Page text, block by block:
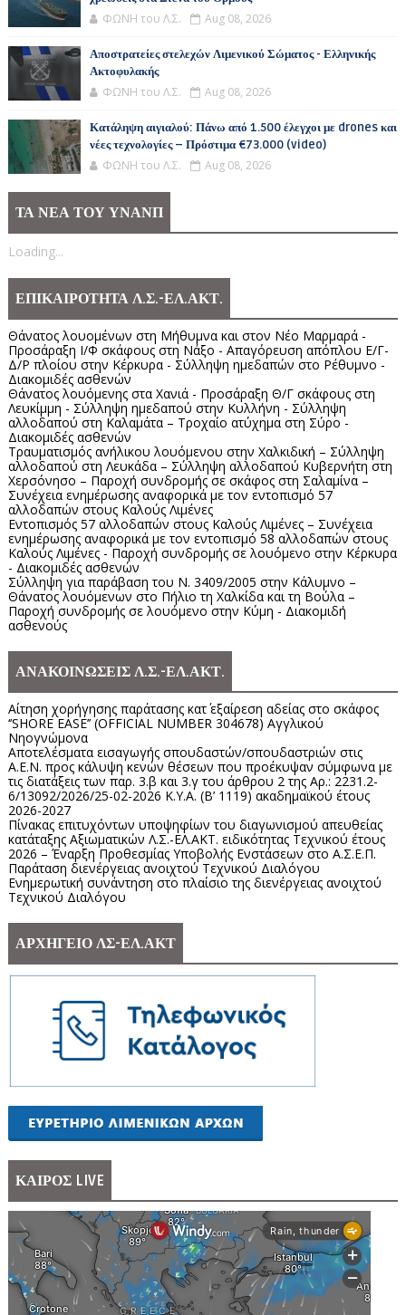
ΦΩΝΗ του Λ.Σ. Aug 08, 2026
Αποστρατείες στελεχών Λιμενικού Σώματος - Ελληνικής
Ακτοφυλακής
ΦΩΝΗ του Λ.Σ. Aug 08, 2026
Κατάληψη αιγιαλού: Πάνω από 1.500 έλεγχοι με drones και
νέες τεχνολογίες – Πρόστιμα €73.000 (video)
ΦΩΝΗ του Λ.Σ. Aug 08, 2026
ΤΑ ΝΕΑ ΤΟΥ ΥΝΑΝΠ
Loading...
ΕΠΙΚΑΙΡΟΤΗΤΑ Λ.Σ.-ΕΛ.ΑΚΤ.
Θάνατος λουομένων στη Μήθυμνα και στον Νέο Μαρμαρά -
Προσάραξη Ι/Φ σκάφους στη Νάξο - Απαγόρευση απόπλου Ε/Γ-
Δ/Ρ πλοίου στην Κέρκυρα - Σύλληψη ημεδαπών στο Ρέθυμνο -
Διακομιδές ασθενών
Θάνατος λουόμενης στα Χανιά - Προσάραξη Θ/Γ σκάφους στη
Λευκίμμη - Σύλληψη ημεδαπού στην Κυλλήνη - Σύλληψη
αλλοδαπού στη Καλαμάτα – Τροχαίο ατύχημα στη Σύρο -
Διακομιδές ασθενών
Τραυματισμός ανήλικου λουόμενου στην Χαλκιδική – Σύλληψη
αλλοδαπού στη Λευκάδα – Σύλληψη αλλοδαπού Κυβερνήτη στη
Χερσόνησο – Παροχή συνδρομής σε σκάφος στη Σαλαμίνα –
Συνέχεια ενημέρωσης αναφορικά με τον εντοπισμό 57
αλλοδαπών στους Καλούς Λιμένες
Εντοπισμός 57 αλλοδαπών στους Καλούς Λιμένες – Συνέχεια
ενημέρωσης αναφορικά με τον εντοπισμό 58 αλλοδαπών στους
Καλούς Λιμένες - Παροχή συνδρομής σε λουόμενο στην Κέρκυρα
- Διακομιδές ασθενών
Σύλληψη για παράβαση του Ν. 3409/2005 στην Κάλυμνο –
Θάνατος λουόμενων στο Πήλιο τη Χαλκίδα και τη Βούλα –
Παροχή συνδρομής σε λουόμενο στην Κύμη - Διακομιδή
ασθενούς
ΑΝΑΚΟΙΝΩΣΕΙΣ Λ.Σ.-ΕΛ.ΑΚΤ.
Αίτηση χορήγησης παράτασης κατ΄ εξαίρεση αδείας στο σκάφος
‘’SHORE EASE’’ (OFFICIAL NUMBER 304678) Αγγλικού
Νηογνώμονα
Αποτελέσματα εισαγωγής σπουδαστών/σπουδαστριών στις
Α.Ε.Ν. προς κάλυψη κενών θέσεων που προέκυψαν σύμφωνα με
τις διατάξεις των παρ. 3.β και 3.γ του άρθρου 2 της Αρ.: 2231.2-
6/13092/2026/25-02-2026 Κ.Υ.Α. (Β’ 1119) ακαδημαϊκού έτους
2026-2027
Πίνακας επιτυχόντων υποψηφίων του διαγωνισμού απευθείας
κατάταξης Αξιωματικών Λ.Σ.-ΕΛ.ΑΚΤ. ειδικότητας Τεχνικού έτους
2026 – Έναρξη Προθεσμίας Υποβολής Ενστάσεων στο Α.Σ.Ε.Π.
Παράταση διενέργειας ανοιχτού Τεχνικού Διαλόγου
Ενημερωτική συνάντηση στο πλαίσιο της διενέργειας ανοιχτού
Τεχνικού Διαλόγου
ΑΡΧΗΓΕΙΟ ΛΣ-ΕΛ.ΑΚΤ
ΚΑΙΡΟΣ LIVE